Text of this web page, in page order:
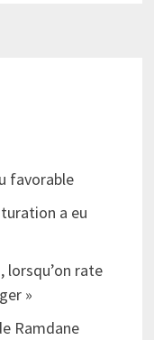
favorable
a eu
lorsqu’on rate
»
Ramdane